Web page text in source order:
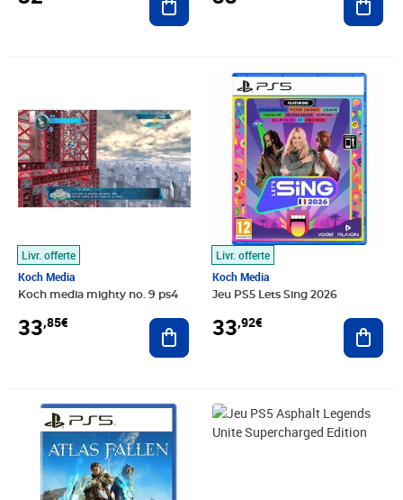
Livr. offerte
Koch Media
Koch media mighty no. 9 ps4
33,85€ Ajouter au panier
Livr. offerte
Koch Media
Jeu PS5 Lets Sing 2026
33,92€
Prix 33,92€
Prix barré 59,99€
Prix 34,36€ Prix 34,72€